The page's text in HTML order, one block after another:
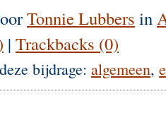
Tonnie Lubbers in
| Trackbacks (0)
bijdrage: algemeen,